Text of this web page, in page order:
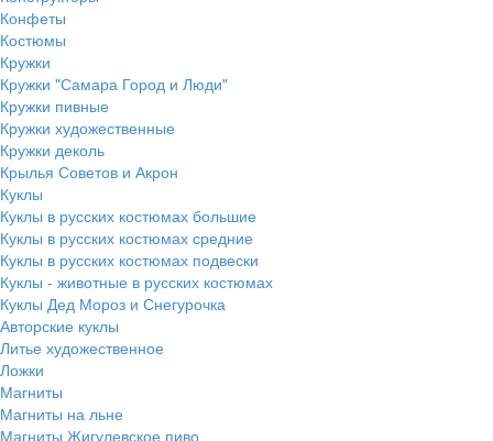
Конфеты
Костюмы
Кружки
Кружки "Самара Город и Люди"
Кружки пивные
Кружки художественные
Кружки деколь
Крылья Советов и Акрон
Куклы
Куклы в русских костюмах большие
Куклы в русских костюмах средние
Куклы в русских костюмах подвески
Куклы - животные в русских костюмах
Куклы Дед Мороз и Снегурочка
Авторские куклы
Литье художественное
Ложки
Магниты
Магниты на льне
Магниты Жигулевское пиво